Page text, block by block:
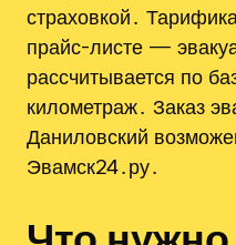
страховкой․
прайс-листе —
рассчитывается по
километраж․ Заказ
Даниловский
Эвамск24․ру․